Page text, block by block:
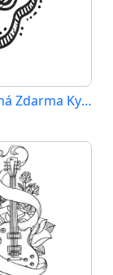
Tisknutelná Zdarma Kytara